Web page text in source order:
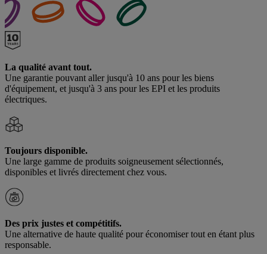
La qualité avant tout.
Une garantie pouvant aller jusqu'à 10 ans pour les biens
d'équipement, et jusqu'à 3 ans pour les EPI et les produits
électriques.
Toujours disponible.
Une large gamme de produits soigneusement sélectionnés,
disponibles et livrés directement chez vous.
Des prix justes et compétitifs.
Une alternative de haute qualité pour économiser tout en étant plus
responsable.